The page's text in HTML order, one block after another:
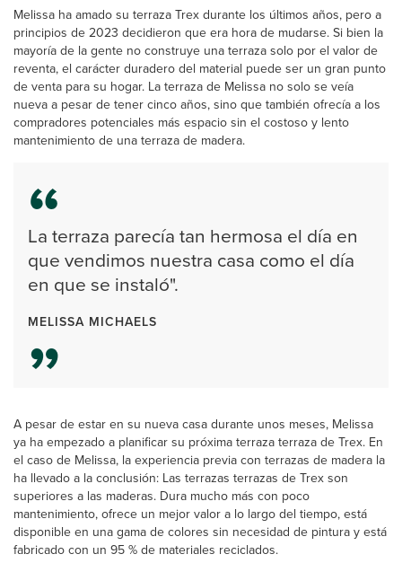
Melissa ha amado su terraza Trex durante los últimos años, pero a
principios de 2023 decidieron que era hora de mudarse. Si bien la
mayoría de la gente no construye una terraza solo por el valor de
reventa, el carácter duradero del material puede ser un gran punto
de venta para su hogar. La terraza de Melissa no solo se veía
nueva a pesar de tener cinco años, sino que también ofrecía a los
compradores potenciales más espacio sin el costoso y lento
mantenimiento de una terraza de madera.
La terraza parecía tan hermosa el día en
que vendimos nuestra casa como el día
en que se instaló".
MELISSA MICHAELS
A pesar de estar en su nueva casa durante unos meses, Melissa
ya ha empezado a planificar su próxima terraza terraza de Trex. En
el caso de Melissa, la experiencia previa con terrazas de madera la
ha llevado a la conclusión: Las terrazas terrazas de Trex son
superiores a las maderas. Dura mucho más con poco
mantenimiento, ofrece un mejor valor a lo largo del tiempo, está
disponible en una gama de colores sin necesidad de pintura y está
fabricado con un 95 % de materiales reciclados.